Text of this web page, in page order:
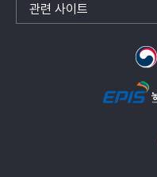
관련 사이트